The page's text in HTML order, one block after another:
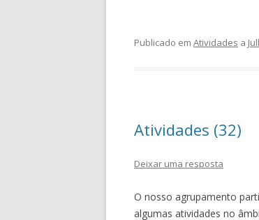
Publicado em Atividades a
Atividades (32)
Deixar uma resposta
O nosso agrupamento
algumas atividades no